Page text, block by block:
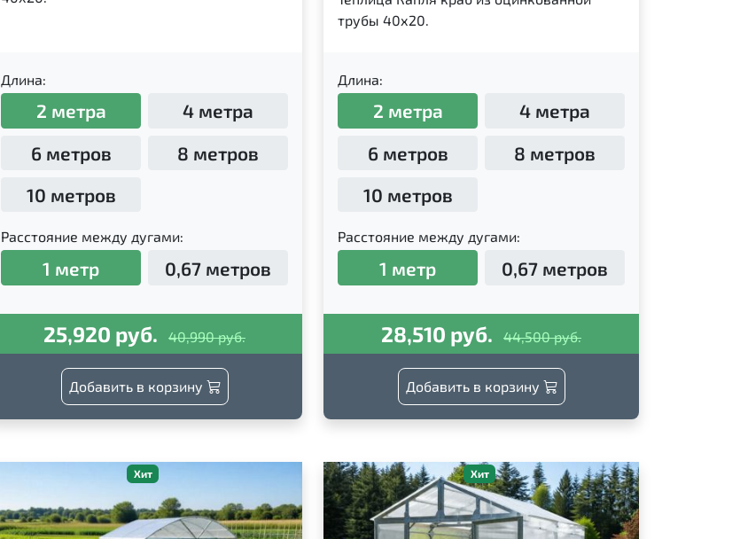
Длина:
2 метра
4 метра
6 метров
8 метров
10 метров
Расстояние между дугами:
1 метр 0,67 метров
25,920 руб. 40,990 руб.
Добавить в корзину
трубы 40х20.
Длина:
2 метра
4 метра
6 метров
8 метров
10 метров
Расстояние между дугами:
1 метр 0,67 метров
28,510 руб. 44,500 руб.
Добавить в корзину
Хит Хит